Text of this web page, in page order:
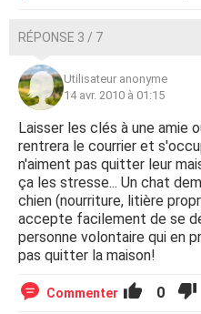
RÉPONSE 3 / 7
Utilisateur anonyme
14 avr. 2010 à 01:15
Laisser les clés à une amie
rentrera le courrier et
n'aiment pas quitter leur
ça les stresse... Un chat
chien (nourriture, litière
accepte facilement de se
personne volontaire qui en
pas quitter la maison!
Commenter 0